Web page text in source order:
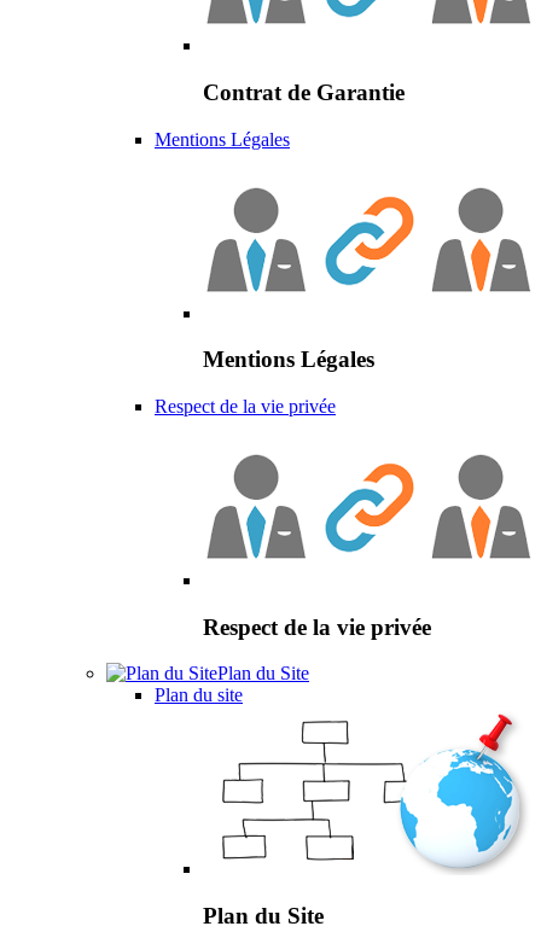
Contrat de Garantie
Mentions Légales
Mentions Légales
Respect de la vie privée
Respect de la vie privée
Plan du Site
Plan du site
Plan du Site